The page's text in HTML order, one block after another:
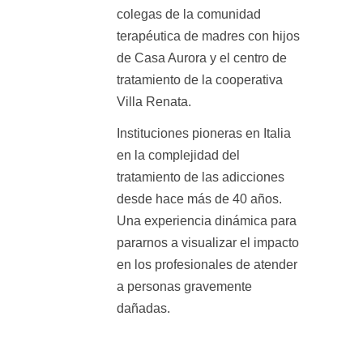
colegas de la comunidad
terapéutica de madres con hijos
de Casa Aurora y el centro de
tratamiento de la cooperativa
Villa Renata.
Instituciones pioneras en Italia
en la complejidad del
tratamiento de las adicciones
desde hace más de 40 años.
Una experiencia dinámica para
pararnos a visualizar el impacto
en los profesionales de atender
a personas gravemente
dañadas.